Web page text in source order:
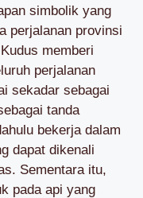
simbolik yang
perjalanan provinsi
memberi
perjalanan
sekadar sebagai
tanda
bekerja dalam
dapat dikenali
Sementara itu,
pada api yang